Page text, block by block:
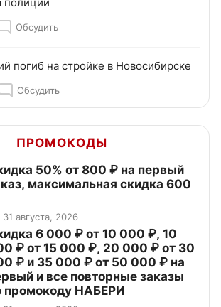
Обсудить
погиб на стройке в Новосибирске
Обсудить
ПРОМОКОДЫ
50% от 800 ₽ на первый
максимальная скидка 600
августа, 2026
6 000 ₽ от 10 000 ₽, 10
₽ от 15 000 ₽, 20 000 ₽ от 30
₽ и 35 000 ₽ от 50 000 ₽ на
и все повторные заказы
промокоду НАБЕРИ